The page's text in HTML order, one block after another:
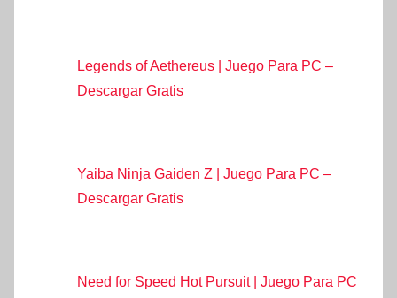
Legends of Aethereus | Juego Para PC –
Descargar Gratis
Yaiba Ninja Gaiden Z | Juego Para PC –
Descargar Gratis
Need for Speed Hot Pursuit | Juego Para PC